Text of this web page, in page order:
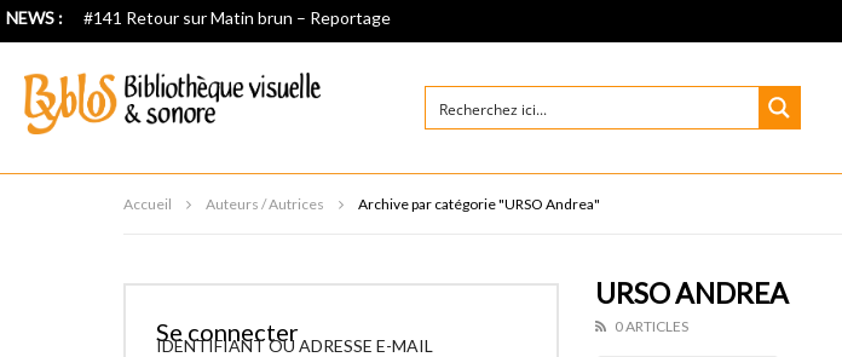
NEWS : #141 Retour sur Matin brun – Reportage
Accueil Auteurs / Autrices Archive par catégorie "URSO Andrea"
URSO ANDREA
0 ARTICLES
Se connecter
IDENTIFIANT OU ADRESSE E-MAIL